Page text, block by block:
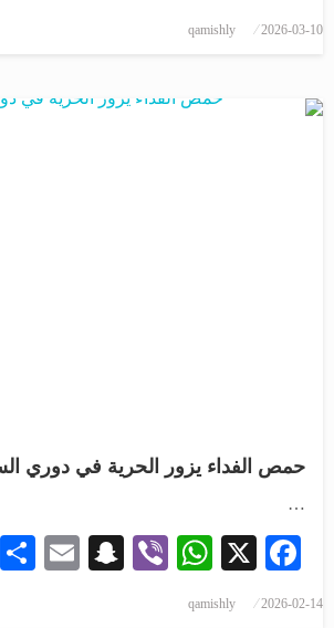
نُشر
2026-03-10
qamishly
حمص الفداء يزور الحرية في دوري
…
Facebook
X
WhatsApp
Viber
نُشر
2026-02-14
qamishly